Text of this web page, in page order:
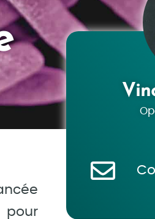
pour